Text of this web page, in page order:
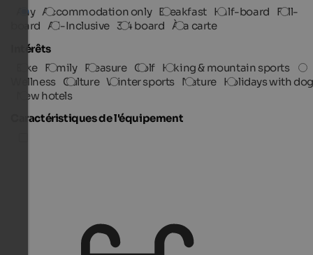
Any Accommodation only Breakfast Half-board
Full-
board All-Inclusive 3/4 board À la carte
Intérêts
Bike Family Pleasure Golf Hiking & mountain sports
Wellness Culture Winter sports Nature Holidays with
New hotels
Caractéristiques de l'équipement